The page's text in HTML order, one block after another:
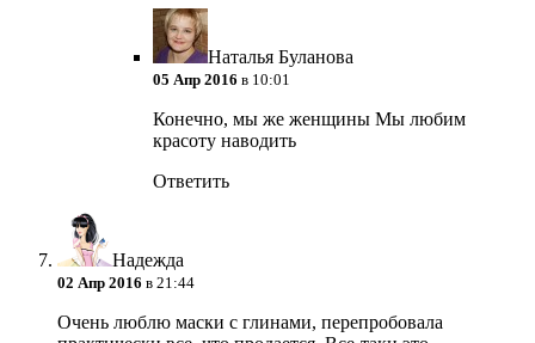
Наталья Буланова
05 Апр 2016 в 10:01
Конечно, мы же женщины Мы любим
красоту наводить
Ответить
Надежда
02 Апр 2016 в 21:44
Очень люблю маски с глинами, перепробовала